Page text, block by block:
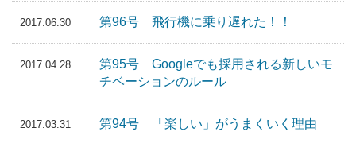
2017.06.30 第96号 飛行機に乗り遅れた！！
2017.04.28
第95号 Googleでも採用される新しいモ
チベーションのルール
2017.03.31 第94号 「楽しい」がうまくいく理由